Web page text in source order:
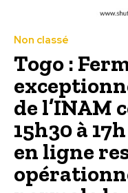
Non classé
Togo :
de l’INAM
15h30 à
en ligne